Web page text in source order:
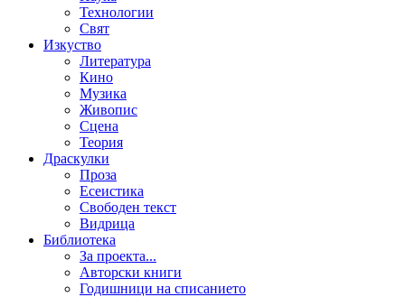
Технологии
Свят
Изкуство
Литература
Кино
Музика
Живопис
Сцена
Теория
Драскулки
Проза
Есеистика
Свободен текст
Видрица
Библиотека
За проекта...
Авторски книги
Годишници на списанието